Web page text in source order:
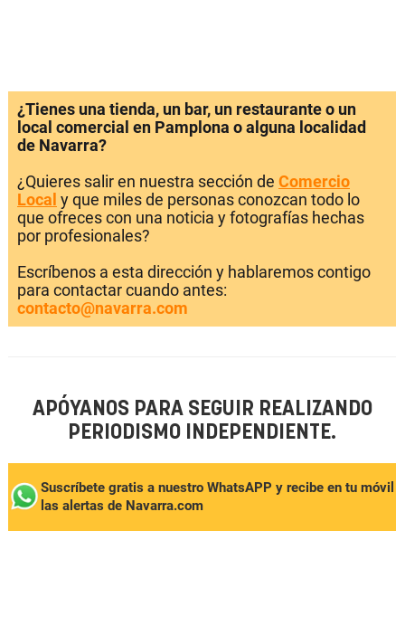
¿Tienes una tienda, un bar, un restaurante o un
local comercial en Pamplona o alguna localidad
de Navarra?
¿Quieres salir en nuestra sección de Comercio
Local y que miles de personas conozcan todo lo
que ofreces con una noticia y fotografías hechas
por profesionales?
Escríbenos a esta dirección y hablaremos contigo
para contactar cuando antes:
contacto@navarra.com
APÓYANOS PARA SEGUIR REALIZANDO
PERIODISMO INDEPENDIENTE.
Suscríbete gratis a nuestro WhatsAPP y recibe en tu móvil
las alertas de Navarra.com